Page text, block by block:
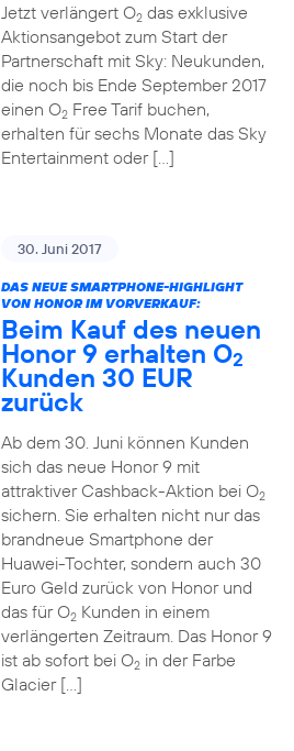
Jetzt verlängert O2das exklusive
Aktionsangebot zum Start der
Partnerschaft mit Sky: Neukunden,
die noch bis Ende September 2017
einen O2Free Tarif buchen,
erhalten für sechs Monate das Sky
Entertainment oder […]
30. Juni 2017
DAS NEUE SMARTPHONE-HIGHLIGHT
VON HONOR IM VORVERKAUF:
Beim Kauf des neuen
Honor 9 erhalten O2
Kunden 30 EUR
zurück
Ab dem 30. Juni können Kunden
sich das neue Honor 9 mit
attraktiver Cashback-Aktion bei O2
sichern. Sie erhalten nicht nur das
brandneue Smartphone der
Huawei-Tochter, sondern auch 30
Euro Geld zurück von Honor und
das für O2Kunden in einem
verlängerten Zeitraum. Das Honor 9
ist ab sofort bei O2in der Farbe
Glacier […]